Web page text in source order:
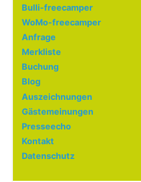
Bulli-freecamper
WoMo-freecamper
Anfrage
Merkliste
Buchung
Blog
Auszeichnungen
Gästemeinungen
Presseecho
Kontakt
Datenschutz